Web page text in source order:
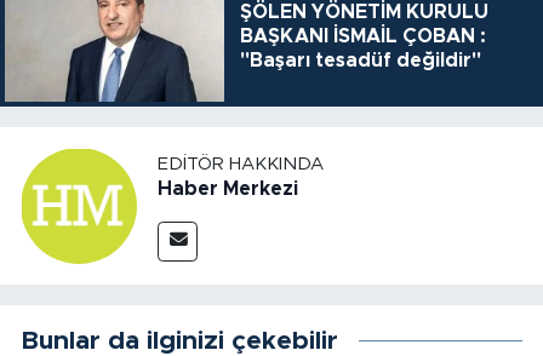
ŞÖLEN YÖNETİM KURULU
BAŞKANI İSMAİL ÇOBAN :
"Başarı tesadüf değildir"
EDITÖR HAKKINDA
Haber Merkezi
Bunlar da ilginizi çekebilir